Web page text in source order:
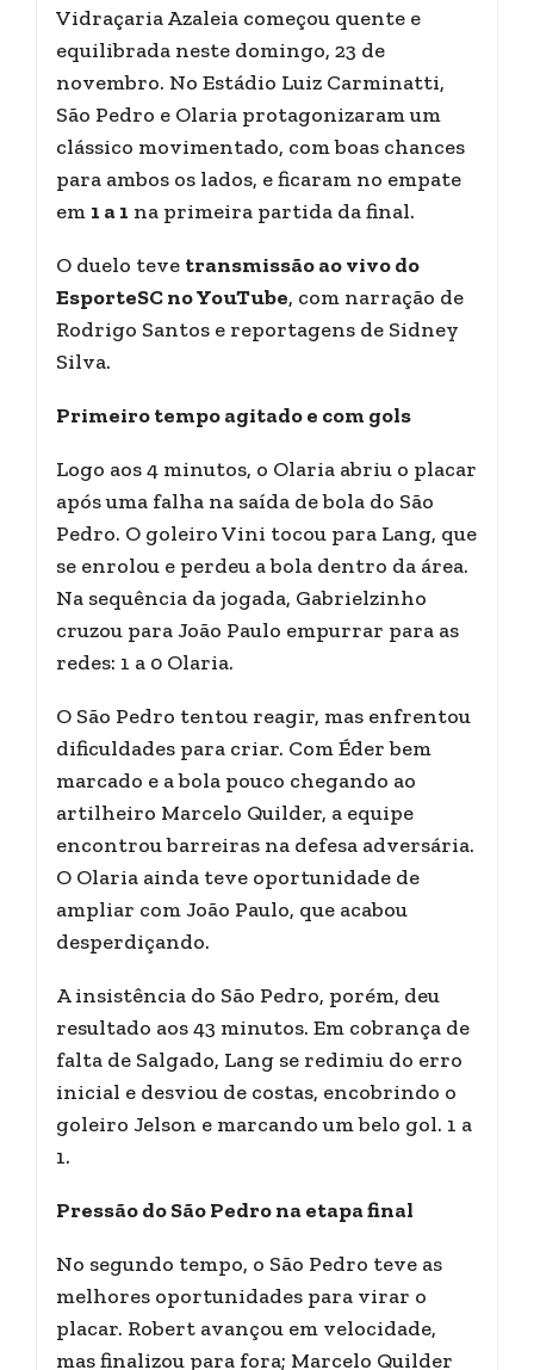
Vidraçaria Azaleia começou quente e
equilibrada neste domingo, 23 de
novembro. No Estádio Luiz Carminatti,
São Pedro e Olaria protagonizaram um
clássico movimentado, com boas chances
para ambos os lados, e ficaram no empate
em 1 a 1 na primeira partida da final.
O duelo teve transmissão ao vivo do
EsporteSC no YouTube, com narração de
Rodrigo Santos e reportagens de Sidney
Silva.
Primeiro tempo agitado e com gols
Logo aos 4 minutos, o Olaria abriu o placar
após uma falha na saída de bola do São
Pedro. O goleiro Vini tocou para Lang, que
se enrolou e perdeu a bola dentro da área.
Na sequência da jogada, Gabrielzinho
cruzou para João Paulo empurrar para as
redes: 1 a 0 Olaria.
O São Pedro tentou reagir, mas enfrentou
dificuldades para criar. Com Éder bem
marcado e a bola pouco chegando ao
artilheiro Marcelo Quilder, a equipe
encontrou barreiras na defesa adversária.
O Olaria ainda teve oportunidade de
ampliar com João Paulo, que acabou
desperdiçando.
A insistência do São Pedro, porém, deu
resultado aos 43 minutos. Em cobrança de
falta de Salgado, Lang se redimiu do erro
inicial e desviou de costas, encobrindo o
goleiro Jelson e marcando um belo gol. 1 a
1.
Pressão do São Pedro na etapa final
No segundo tempo, o São Pedro teve as
melhores oportunidades para virar o
placar. Robert avançou em velocidade,
mas finalizou para fora; Marcelo Quilder